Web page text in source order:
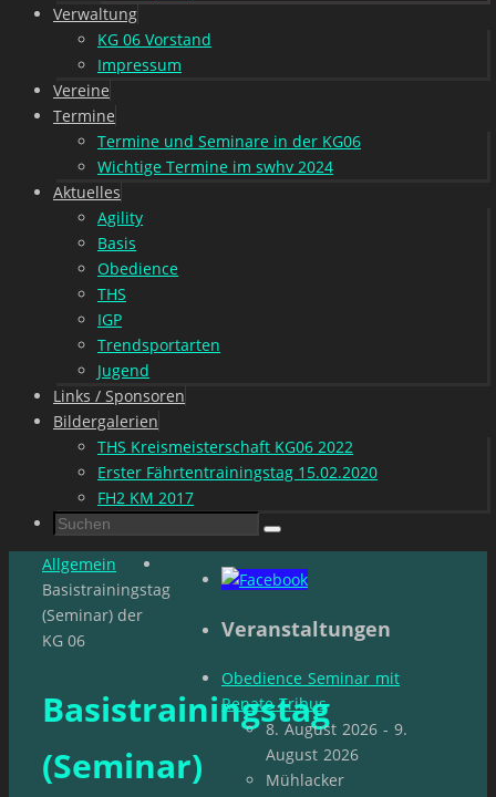
Verwaltung
KG 06 Vorstand
Impressum
Vereine
Termine
Termine und Seminare in der KG06
Wichtige Termine im swhv 2024
Aktuelles
Agility
Basis
Obedience
THS
IGP
Trendsportarten
Jugend
Links / Sponsoren
Bildergalerien
THS Kreismeisterschaft KG06 2022
Erster Fährtentrainingstag 15.02.2020
FH2 KM 2017
Suchen
nach:
Suchen
Start
Allgemein
Basistrainingstag
(Seminar) der
KG 06
Basistrainingstag
(Seminar)
Veranstaltungen
Obedience Seminar mit
Renate Tribus
8. August 2026 - 9.
August 2026
Mühlacker